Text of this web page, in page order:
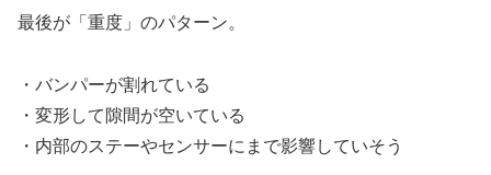
最後が「重度」のパターン。
・バンパーが割れている
・変形して隙間が空いている
・内部のステーやセンサーにまで影響していそう